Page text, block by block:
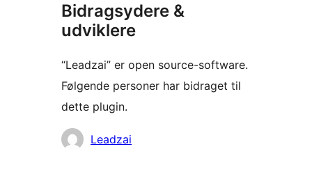
Bidragsydere &
udviklere
“Leadzai” er open source-software.
Følgende personer har bidraget til
dette plugin.
Bidragsydere
Leadzai